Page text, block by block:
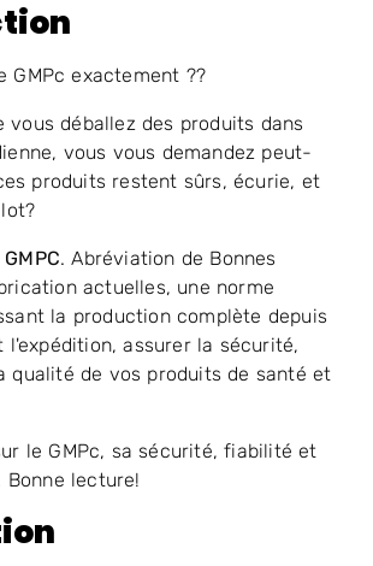
GMPc exactement ??
vous déballez des produits dans
vous vous demandez peut-
produits restent sûrs, écurie, et
GMPC. Abréviation de Bonnes
actuelles, une norme
la production complète depuis
assurer la sécurité,
qualité de vos produits de santé et
le GMPc, sa sécurité, fiabilité et
lecture!